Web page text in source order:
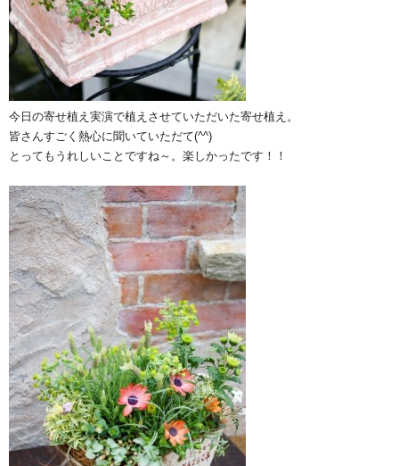
今日の寄せ植え実演で植えさせていただいた寄せ植え。
皆さんすごく熱心に聞いていただて(^^)
とってもうれしいことですね～。楽しかったです！！